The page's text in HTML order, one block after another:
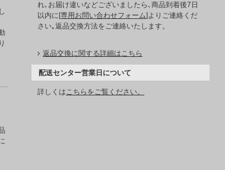
れ､お届け違いなどございましたら､商品到着後7日
以内に[専用お問い合わせフォーム]よりご連絡くだ
さい｡返品交換方法をご連絡いたします。
返品交換に関する詳細はこちら
配送センター営業日について
詳しくはこちらをご覧ください。